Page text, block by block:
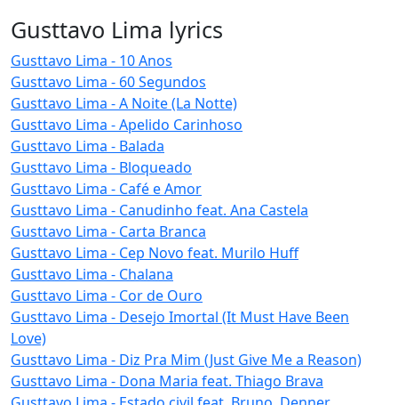
Gusttavo Lima lyrics
Gusttavo Lima - 10 Anos
Gusttavo Lima - 60 Segundos
Gusttavo Lima - A Noite (La Notte)
Gusttavo Lima - Apelido Carinhoso
Gusttavo Lima - Balada
Gusttavo Lima - Bloqueado
Gusttavo Lima - Café e Amor
Gusttavo Lima - Canudinho feat. Ana Castela
Gusttavo Lima - Carta Branca
Gusttavo Lima - Cep Novo feat. Murilo Huff
Gusttavo Lima - Chalana
Gusttavo Lima - Cor de Ouro
Gusttavo Lima - Desejo Imortal (It Must Have Been
Love)
Gusttavo Lima - Diz Pra Mim (Just Give Me a Reason)
Gusttavo Lima - Dona Maria feat. Thiago Brava